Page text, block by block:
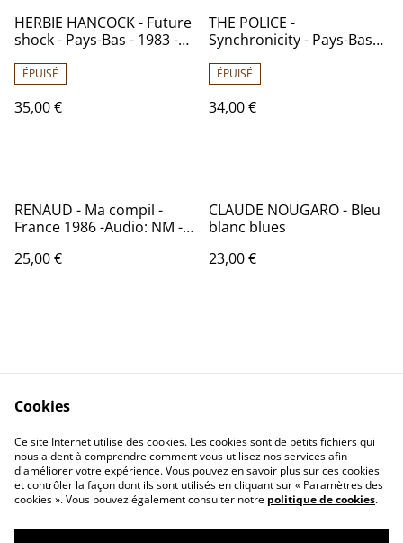
HERBIE HANCOCK - Future
shock - Pays-Bas - 1983 -
ÉPUISÉ
35,00 €
THE POLICE -
Synchronicity - Pays-Bas
AMLX 63735
ÉPUISÉ
34,00 €
RENAUD - Ma compil -
France 1986 -Audio: NM -
25,00 €
CLAUDE NOUGARO - Bleu
blanc blues
23,00 €
Politique de
confidentialité
Politique de cookies
Calendrier:
Brocantes,Bourse...
Cookies
Ce site Internet utilise des cookies. Les cookies sont de petits fichiers qui
nous aident à comprendre comment vous utilisez nos services afin
d'améliorer votre expérience. Vous pouvez en savoir plus sur ces cookies
et contrôler la façon dont ils sont utilisés en cliquant sur « Paramètres des
cookies ». Vous pouvez également consulter notre politique de cookies.